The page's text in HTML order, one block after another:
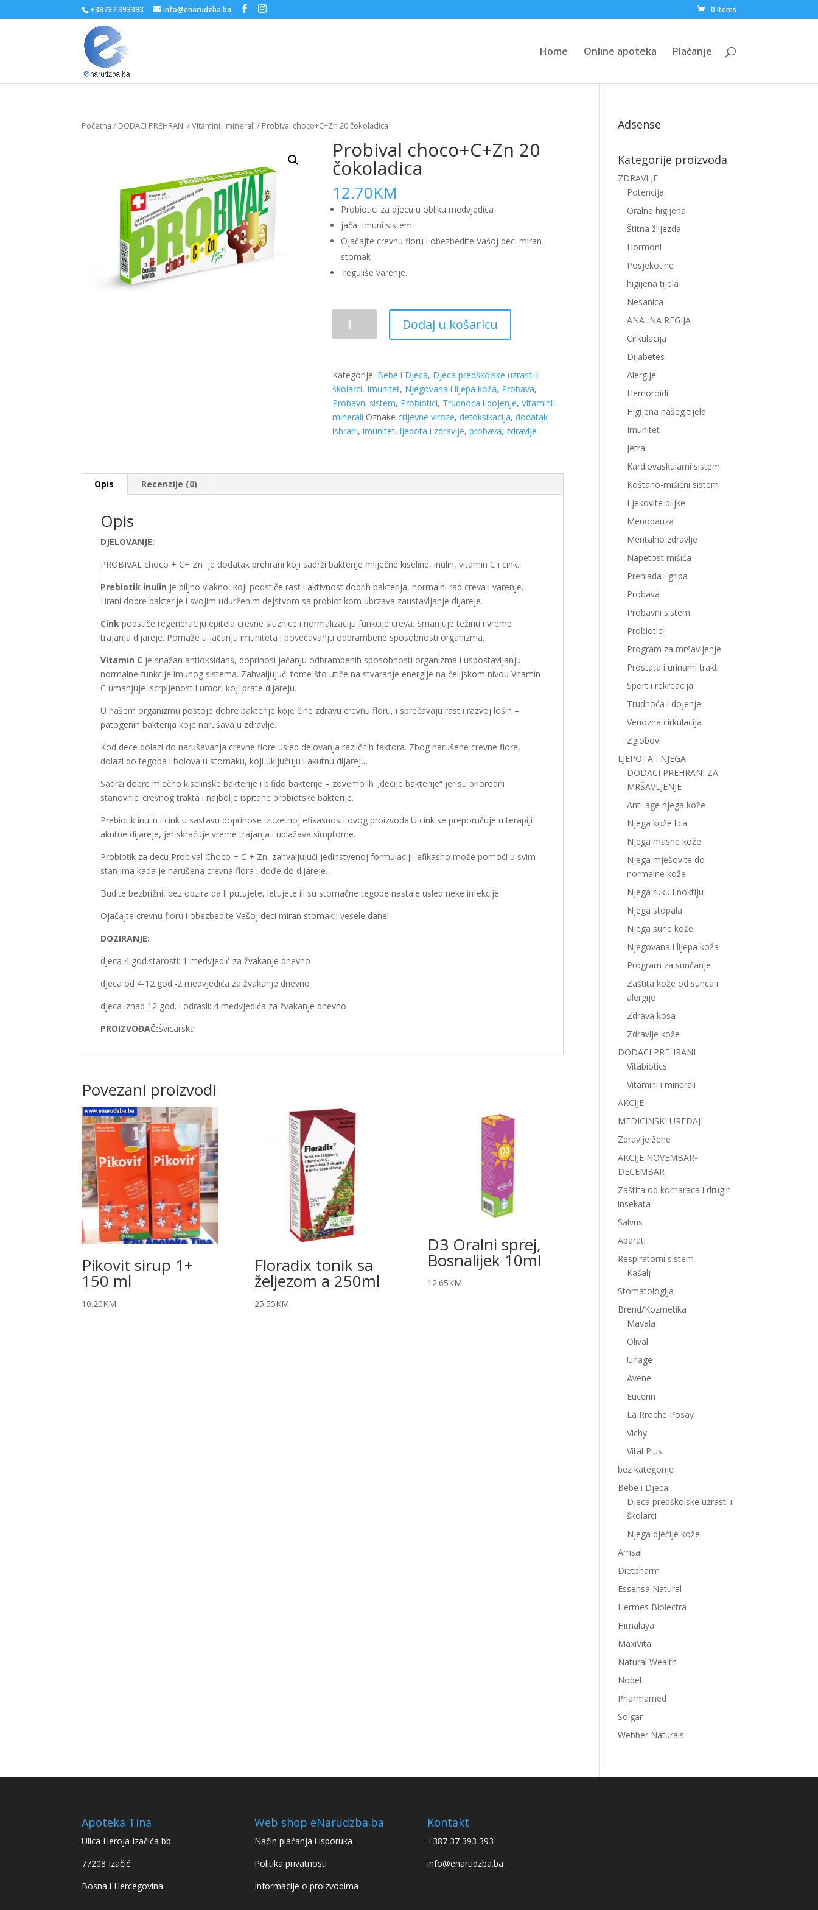
+38737 393393 info@enarudzba.ba 0 Items
Home Online apoteka Plaćanje
Početna / DODACI PREHRANI /Vitamini i minerali / Probival choco+C+Zn 20 čokoladica
Probival choco+C+Zn 20
čokoladica
12.70KM
Probiotici za djecu u obliku medvjedica
jača imuni sistem
Ojačajte crevnu floru i obezbedite Vašoj deci miran
stomak
reguliše varenje.
choco+C+Zn
količina
Dodaj u košaricu
Kategorije: Bebe i Djeca, Djeca predškolske uzrasti i
školarci, Imunitet, Njegovana i lijepa koža, Probava,
Probavni sistem, Probiotici, Trudnoća i dojenje,Vitamini i
minerali Oznakecrijevne viroze,detoksikacija,dodatak
ishrani,imunitet,ljepota i zdravlje,probava, zdravlje
Opis Recenzije (0)
Opis
DJELOVANJE:
PROBIVAL choco + C+ Zn je dodatak prehrani koji sadrži bakterije mliječne kiseline, inulin, vitamin C i cink.
Prebiotik inulin je biljno vlakno, koji podstiče rast i aktivnost dobrih bakterija, normalni rad creva i varenje.
Hrani dobre bakterije i svojim udurženim dejstvom sa probiotikom ubrzava zaustavljanje dijareje.
Cink podstiče regeneraciju epitela crevne sluznice i normalizaciju funkcije creva. Smanjuje težinu i vreme
trajanja dijareje. Pomaže u jačanju imuniteta i povećavanju odbrambene sposobnosti organizma.
Vitamin C je snažan antioksidans, doprinosi jačanju odbrambenih sposobnosti organizma i uspostavljanju
normalne funkcije imunog sistema. Zahvaljujući tome što utiče na stvaranje energije na ćelijskom nivou Vitamin
C umanjuje iscrpljenost i umor, koji prate dijareju.
U našem organizmu postoje dobre bakterije koje čine zdravu crevnu floru, i sprečavaju rast i razvoj loših –
patogenih bakterija koje narušavaju zdravlje.
Kod dece dolazi do narušavanja crevne flore usled delovanja različitih faktora. Zbog narušene crevne flore,
dolazi do tegoba i bolova u stomaku, koji uključuju i akutnu dijareju.
Sadrži dobre mlečno kiselinske bakterije i bifido bakterije – zovemo ih „dečije bakterije“ jer su priorodni
stanovnici crevnog trakta i najbolje ispitane probiotske bakterije.
Prebiotik inulin i cink u sastavu doprinose izuzetnoj efikasnosti ovog proizvoda.U cink se preporučuje u terapiji
akutne dijareje, jer skraćuje vreme trajanja i ublažava simptome.
Probiotik za decu Probival Choco + C + Zn, zahvaljujući jedinstvenoj formulaciji, efikasno može pomoći u svim
stanjima kada je narušena crevna flora i dođe do dijareje.
Budite bezbrižni, bez obzira da li putujete, letujete ili su stomačne tegobe nastale usled neke infekcije.
Ojačajte crevnu floru i obezbedite Vašoj deci miran stomak i vesele dane!
DOZIRANJE:
djeca 4 god.starosti: 1 medvjedić za žvakanje dnevno
djeca od 4-12 god.-2 medvjedića za žvakanje dnevno
djeca iznad 12 god. i odrasli: 4 medvjedića za žvakanje dnevno
PROIZVOĐAČ:Švicarska
Povezani proizvodi
Pikovit sirup 1+
150 ml
10.20KM
Floradix tonik sa
željezom a 250ml
25.55KM
D3 Oralni sprej,
Bosnalijek 10ml
12.65KM
Adsense
Kategorije proizvoda
ZDRAVLJE
Potencija
Oralna higijena
Štitna žlijezda
Hormoni
Posjekotine
higijena tijela
Nesanica
ANALNA REGIJA
Cirkulacija
Dijabetes
Alergije
Hemoroidi
Higijena našeg tijela
Imunitet
Jetra
Kardiovaskularni sistem
Koštano-mišićni sistem
Ljekovite biljke
Menopauza
Mentalno zdravlje
Napetost mišića
Prehlada i gripa
Probava
Probavni sistem
Probiotici
Program za mršavljenje
Prostata i urinarni trakt
Sport i rekreacija
Trudnoća i dojenje
Venozna cirkulacija
Zglobovi
LJEPOTA I NJEGA
DODACI PREHRANI ZA
MRŠAVLJENJE
Anti-age njega kože
Njega kože lica
Njega masne kože
Njega mješovite do
normalne kože
Njega ruku i noktiju
Njega stopala
Njega suhe kože
Njegovana i lijepa koža
Program za sunčanje
Zaštita kože od sunca i
alergije
Zdrava kosa
Zdravlje kože
DODACI PREHRANI
Vitabiotics
Vitamini i minerali
AKCIJE
MEDICINSKI UREDAJI
Zdravlje žene
AKCIJE NOVEMBAR-
DECEMBAR
Zaštita od komaraca i drugih
insekata
Salvus
Aparati
Respiratorni sistem
Kašalj
Stomatologija
Brend/Kozmetika
Mavala
Olival
Uriage
Avene
Eucerin
La Rroche Posay
Vichy
Vital Plus
bez kategorije
Bebe i Djeca
Djeca predškolske uzrasti i
školarci
Njega dječije kože
Amsal
Dietpharm
Essensa Natural
Hermes Biolectra
Himalaya
MaxiVita
Natural Wealth
Nobel
Pharmamed
Solgar
Webber Naturals
Apoteka Tina
Ulica Heroja Izačića bb
77208 Izačić
Bosna i Hercegovina
Web shop eNarudzba.ba
Način plaćanja i isporuka
Politika privatnosti
Informacije o proizvodima
Kontakt
+387 37 393 393
info@enarudzba.ba